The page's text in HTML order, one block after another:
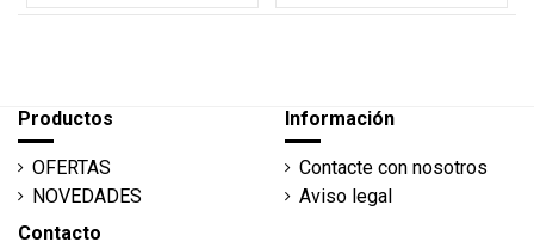
Productos
OFERTAS
NOVEDADES
Información
Contacte con nosotros
Aviso legal
Contacto